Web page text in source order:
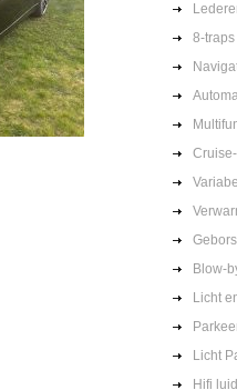
8-
Blow-
Licht
Licht
Hifi